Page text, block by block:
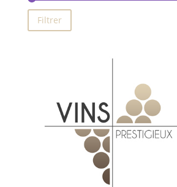
Filtrer